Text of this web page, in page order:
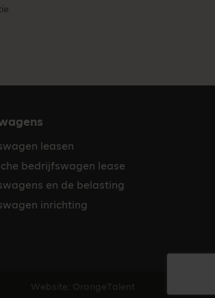
leasen
bedrijfswagen lease
en de belasting
inrichting
Website: OrangeTalent